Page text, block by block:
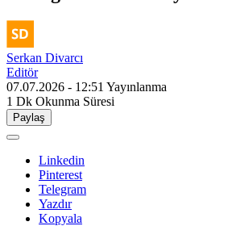
Serkan Divarcı
Editör
07.07.2026 - 12:51 Yayınlanma
1 Dk Okunma Süresi
Paylaş
Linkedin
Pinterest
Telegram
Yazdır
Kopyala